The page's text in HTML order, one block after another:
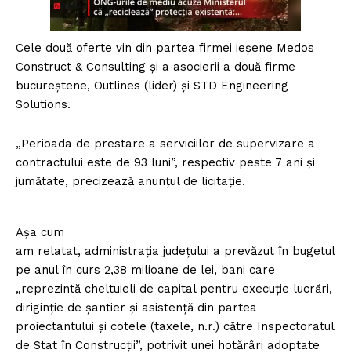
Cele două oferte vin din partea firmei ieşene Medos
Construct & Consulting şi a asocierii a două firme
bucureştene, Outlines (lider) şi STD Engineering
Solutions.
„Perioada de prestare a serviciilor de supervizare a
contractului este de 93 luni”, respectiv peste 7 ani şi
jumătate, precizează anunţul de licitaţie.
Aşa cum
am relatat, administraţia judeţului a prevăzut în bugetul
pe anul în curs 2,38 milioane de lei, bani care
„reprezintă cheltuieli de capital pentru execuţie lucrări,
diriginţie de şantier şi asistenţă din partea
proiectantului şi cotele (taxele, n.r.) către Inspectoratul
de Stat în Construcţii”, potrivit unei hotărâri adoptate